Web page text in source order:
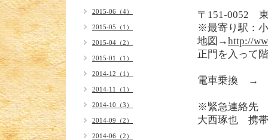
〒151-0052
※最寄り駅：
地図→http://
正門を入って
電車乗換 →
※緊急連絡先
大西琢也 携
2015-06（4）
2015-05（1）
2015-04（2）
2015-01（1）
2014-12（1）
2014-11（1）
2014-10（3）
2014-09（2）
2014-06（2）